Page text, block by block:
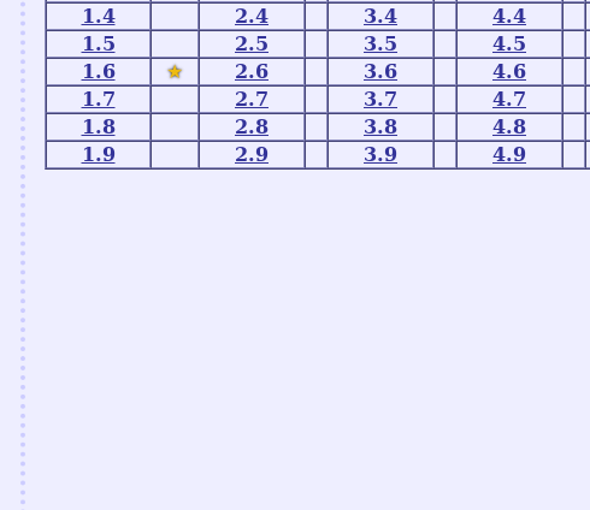
1.4
2.4 3.4 4.4
1.5
2.5 3.5 4.5
1.6
★ 2.6 3.6 4.6
1.7
2.7 3.7 4.7
1.8
2.8 3.8 4.8
1.9
2.9 3.9 4.9